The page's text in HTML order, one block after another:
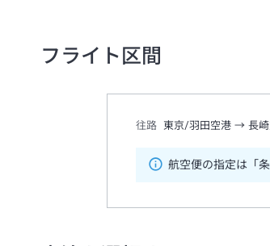
フライト区間
往路 東京/羽田空港→ 長
航空便の指定は「